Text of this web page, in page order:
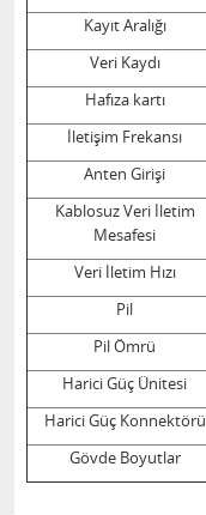
Kayıt Aralığı
Veri Kaydı
Hafıza kartı
İletişim Frekansı
Anten Girişi
Kablosuz Veri İletim
Mesafesi
Veri İletim Hızı
Pil
Pil Ömrü
Harici Güç Ünitesi
Harici Güç Konnektörü
Gövde Boyutlar